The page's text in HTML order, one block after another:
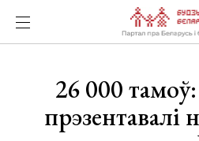
26 000
прэзентавалі